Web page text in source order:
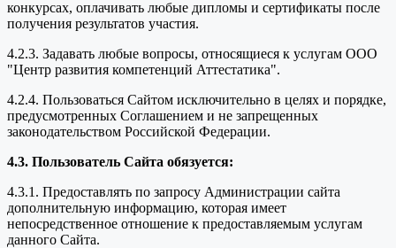
конкурсах, оплачивать любые дипломы и сертификаты после
получения результатов участия.
4.2.3. Задавать любые вопросы, относящиеся к услугам ООО
"Центр развития компетенций Аттестатика".
4.2.4. Пользоваться Сайтом исключительно в целях и порядке,
предусмотренных Соглашением и не запрещенных
законодательством Российской Федерации.
4.3. Пользователь Сайта обязуется:
4.3.1. Предоставлять по запросу Администрации сайта
дополнительную информацию, которая имеет
непосредственное отношение к предоставляемым услугам
данного Сайта.